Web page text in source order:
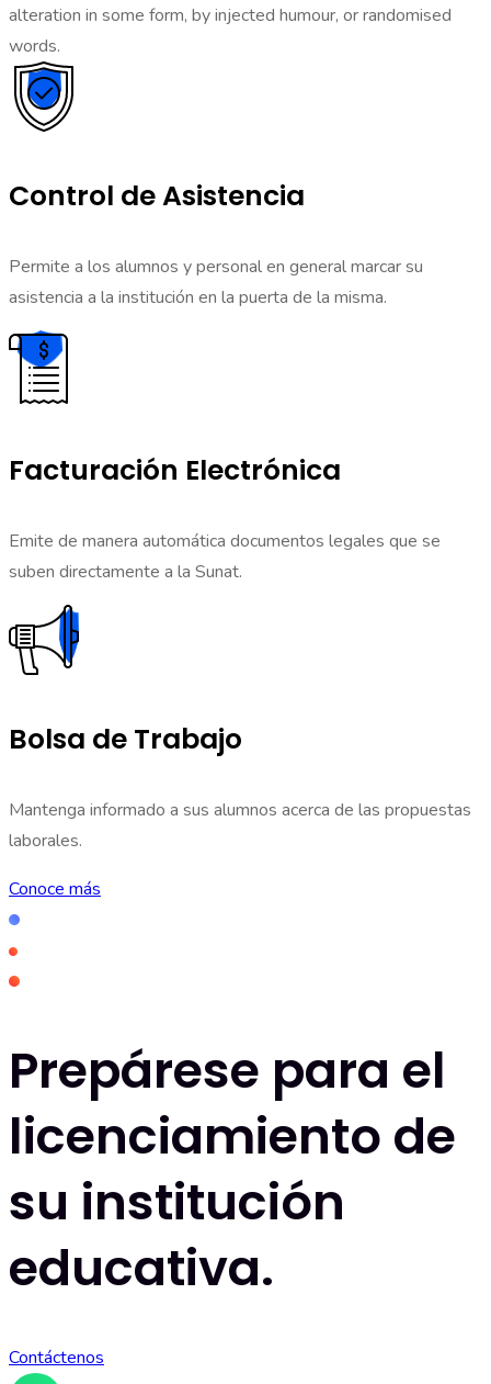
alteration in some form, by injected humour, or randomised
words.
Control de Asistencia
Permite a los alumnos y personal en general marcar su
asistencia a la institución en la puerta de la misma.
Facturación Electrónica
Emite de manera automática documentos legales que se
suben directamente a la Sunat.
Bolsa de Trabajo
Mantenga informado a sus alumnos acerca de las propuestas
laborales.
Conoce más
Prepárese para el
licenciamiento de
su institución
educativa.
Contáctenos